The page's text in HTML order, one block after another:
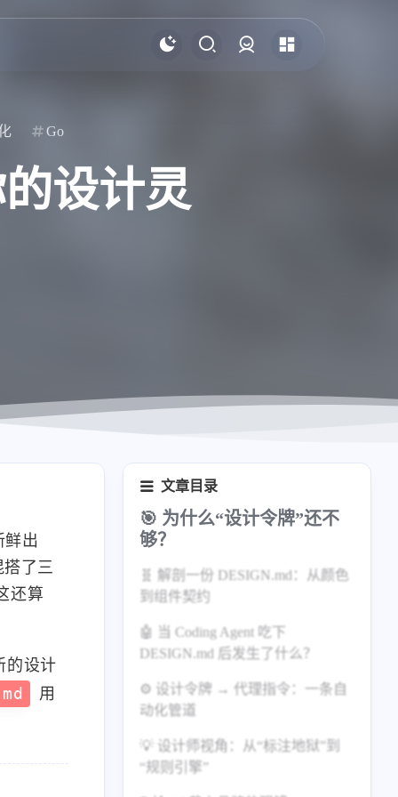
Go
设计灵
出
了三
还算
的设计
用
文章目录
🎯 为什么“设计令牌”还不
够？
🧬 解剖一份 DESIGN.md：从颜色
到组件契约
🤖 当 Coding Agent 吃下
DESIGN.md 后发生了什么？
⚙️ 设计令牌 → 代理指令：一条自
动化管道
💡 设计师视角：从“标注地狱”到
“规则引擎”